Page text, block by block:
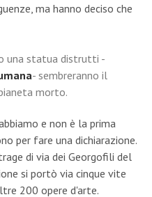
ma hanno deciso che
una statua distrutti -
- sembreranno il
morto.
e non è la prima
per fare una dichiarazione.
di via dei Georgofili del
si portò via cinque vite
200 opere d'arte.